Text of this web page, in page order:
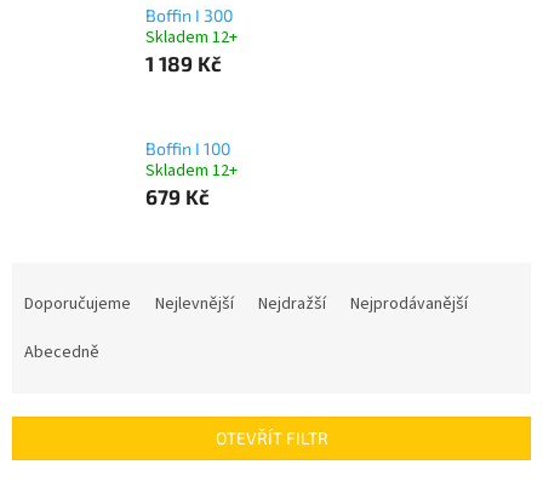
Boffin I 300
Skladem 12+
1 189 Kč
Boffin I 100
Skladem 12+
679 Kč
r
Doporučujeme Nejlevnější Nejdražší
Nejprodávanější
Abecedně
OTEVŘÍT FILTR